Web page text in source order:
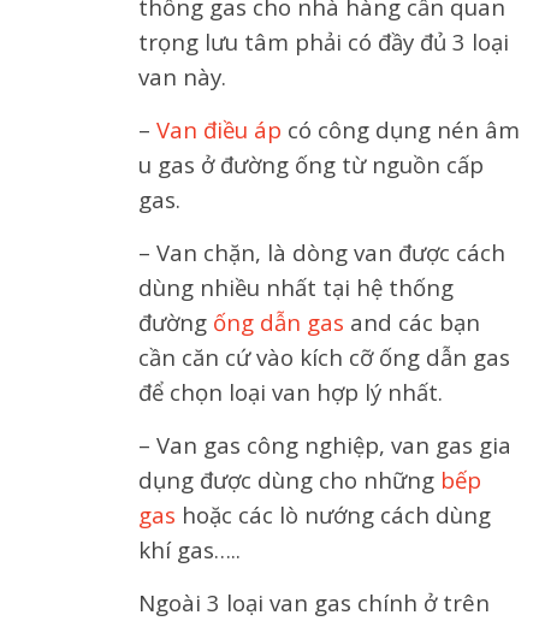
thống gas cho nhà hàng cần quan
trọng lưu tâm phải có đầy đủ 3 loại
van này.
– Van điều áp có công dụng nén âm
u gas ở đường ống từ nguồn cấp
gas.
– Van chặn, là dòng van được cách
dùng nhiều nhất tại hệ thống
đường ống dẫn gas and các bạn
cần căn cứ vào kích cỡ ống dẫn gas
để chọn loại van hợp lý nhất.
– Van gas công nghiệp, van gas gia
dụng được dùng cho những bếp
gas hoặc các lò nướng cách dùng
khí gas…..
Ngoài 3 loại van gas chính ở trên